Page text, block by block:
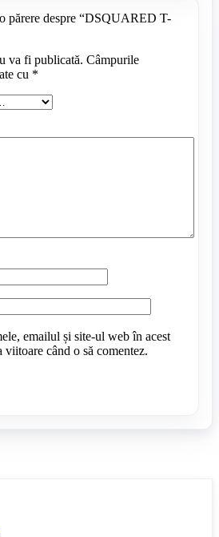
părere despre “DSQUARED T-
va fi publicată. Câmpurile
cu *
emailul și site-ul web în acest
viitoare când o să comentez.